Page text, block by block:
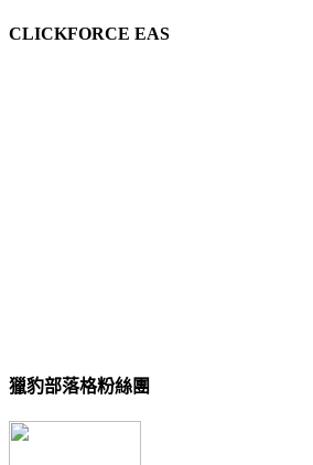
CLICKFORCE EAS
獵豹部落格粉絲團